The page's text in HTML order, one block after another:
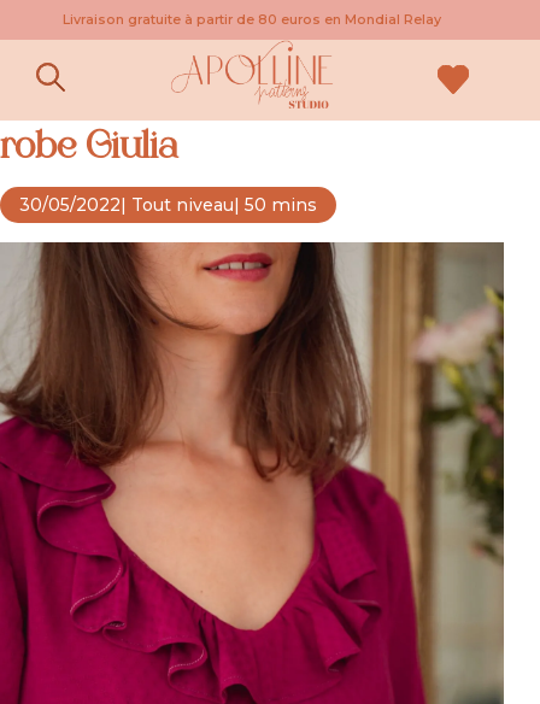
Livraison gratuite à partir de 80 euros en Mondial Relay
Coudre le patron de blouse ou
robe Giulia
30/05/2022| Tout niveau| 50 mins